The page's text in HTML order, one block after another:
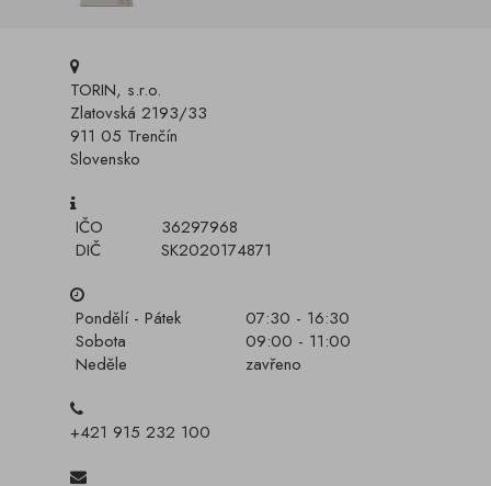
TORIN, s.r.o.
Zlatovská 2193/33
911 05 Trenčín
Slovensko
IČO
36297968
DIČ
SK2020174871
Pondělí - Pátek
07:30 - 16:30
Sobota
09:00 - 11:00
Neděle
zavřeno
+421 915 232 100